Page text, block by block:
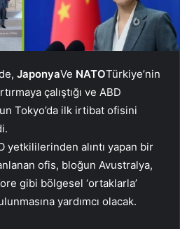
JaponyaVe NATOTürkiye’nin
çalıştığı ve ABD
Tokyo’da ilk irtibat ofisini
yetkililerinden alıntı yapan bir
ofis, bloğun Avustralya,
gibi bölgesel ‘ortaklarla’
yardımcı olacak.